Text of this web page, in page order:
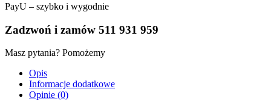
PayU – szybko i wygodnie
Zadzwoń i zamów 511 931 959
Masz pytania? Pomożemy
Opis
Informacje dodatkowe
Opinie (0)